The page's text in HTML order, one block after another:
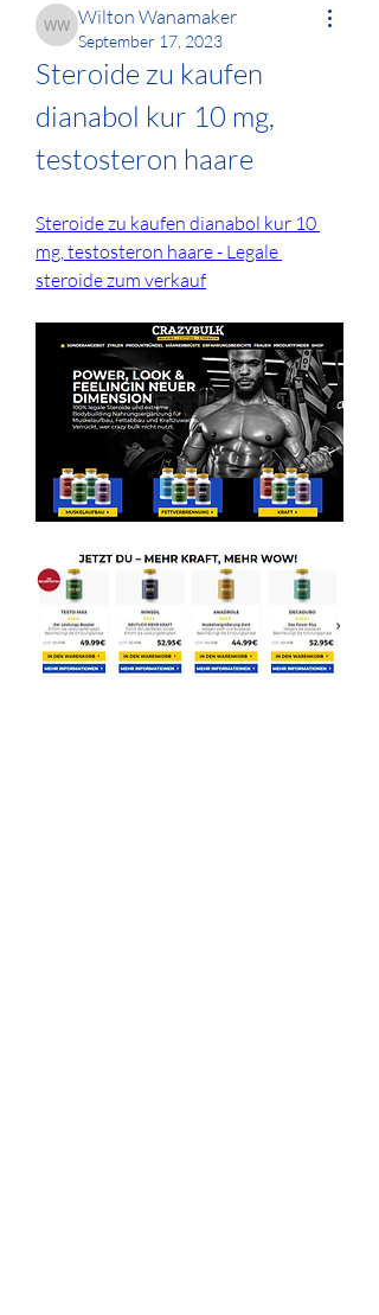
Wilton Wanamaker
Wilton Wanamaker
September 17, 2023
Steroide zu kaufen
dianabol kur 10 mg,
testosteron haare
Steroide zu kaufen dianabol kur 10
mg, testosteron haare - Legale
steroide zum verkauf